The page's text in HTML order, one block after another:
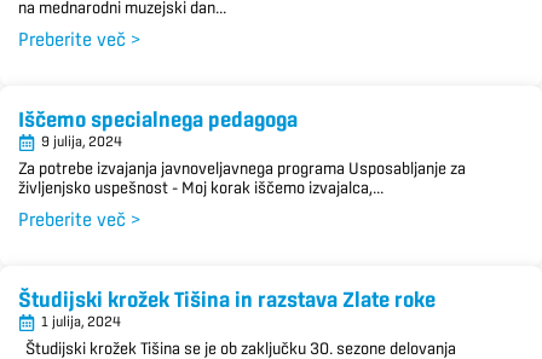
na mednarodni muzejski dan...
Preberite več >
Iščemo specialnega pedagoga
9 julija, 2024
Za potrebe izvajanja javnoveljavnega programa Usposabljanje za
življenjsko uspešnost – Moj korak iščemo izvajalca,...
Preberite več >
Študijski krožek Tišina in razstava Zlate roke
1 julija, 2024
Študijski krožek Tišina se je ob zaključku 30. sezone delovanja